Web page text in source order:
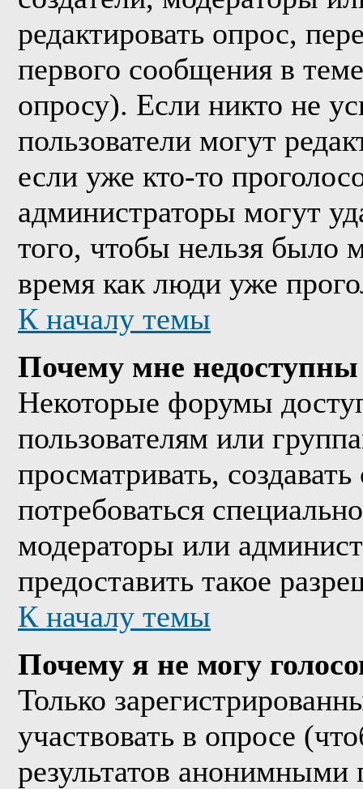
редактировать опрос,
первого сообщения в
опросу). Если никто не
пользователи могут
если уже кто-то
администраторы могут
того, чтобы нельзя было
время как люди уже
К началу темы
Почему мне
Некоторые форумы
пользователям или
просматривать,
потребоваться
модераторы или
предоставить такое
К началу темы
Почему я не могу
Только
участвовать в опросе
результатов